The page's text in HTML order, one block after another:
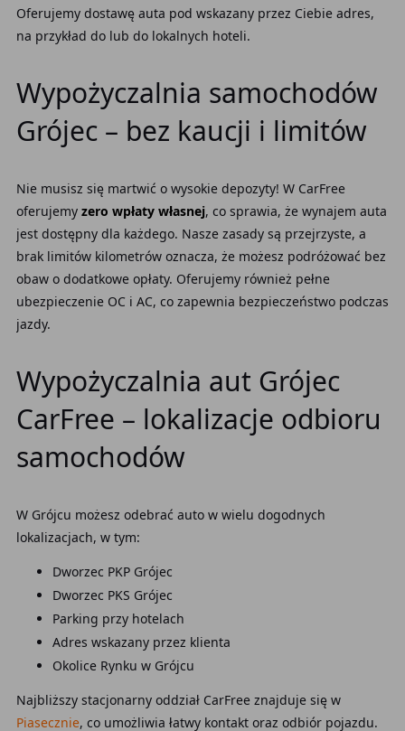
Oferujemy dostawę auta pod wskazany przez Ciebie adres,
na przykład do lub do lokalnych hoteli.
Wypożyczalnia samochodów
Grójec – bez kaucji i limitów
Nie musisz się martwić o wysokie depozyty! W CarFree
oferujemy zero wpłaty własnej, co sprawia, że wynajem auta
jest dostępny dla każdego. Nasze zasady są przejrzyste, a
brak limitów kilometrów oznacza, że możesz podróżować bez
obaw o dodatkowe opłaty. Oferujemy również pełne
ubezpieczenie OC i AC, co zapewnia bezpieczeństwo podczas
jazdy.
Wypożyczalnia aut Grójec
CarFree – lokalizacje odbioru
samochodów
W Grójcu możesz odebrać auto w wielu dogodnych
lokalizacjach, w tym:
Dworzec PKP Grójec
Dworzec PKS Grójec
Parking przy hotelach
Adres wskazany przez klienta
Okolice Rynku w Grójcu
Najbliższy stacjonarny oddział CarFree znajduje się w
Piasecznie, co umożliwia łatwy kontakt oraz odbiór pojazdu.